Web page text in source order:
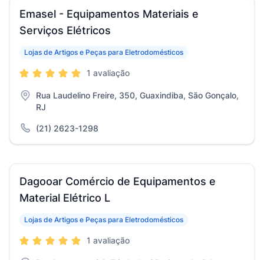
Emasel - Equipamentos Materiais e
Serviços Elétricos
Lojas de Artigos e Peças para Eletrodomésticos
1 avaliação
Rua Laudelino Freire, 350, Guaxindiba, São Gonçalo,
RJ
(21) 2623-1298
Dagooar Comércio de Equipamentos e
Material Elétrico L
Lojas de Artigos e Peças para Eletrodomésticos
1 avaliação